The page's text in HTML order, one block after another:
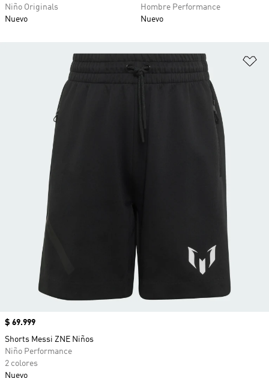
Niño Originals
Nuevo
Hombre Performance
Nuevo
Precio
$ 69.999
Shorts Messi ZNE Niños
Niño Performance
2 colores
Nuevo